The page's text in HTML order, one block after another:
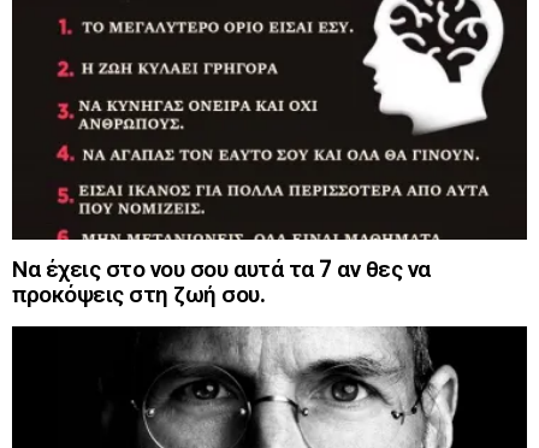
Να έχεις στο νου σου αυτά τα 7 αν θες να
προκόψεις στη ζωή σου.